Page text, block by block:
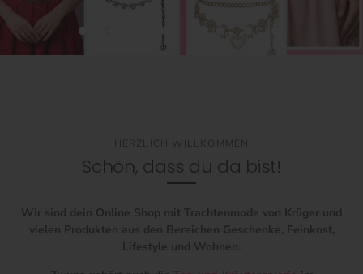
HERZLICH WILLKOMMEN
Schön, dass du da bist!
Wir sind dein Online Shop mit Trachtenmode von Krüger und
vielen Produkten aus den Bereichen Geschenke, Feinkost,
Lifestyle und Wohnen.